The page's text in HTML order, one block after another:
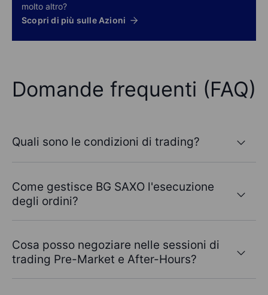
molto altro?
Scopri di più sulle Azioni
Domande frequenti (FAQ)
Quali sono le condizioni di trading?
Come gestisce BG SAXO l'esecuzione
degli ordini?
Cosa posso negoziare nelle sessioni di
trading Pre-Market e After-Hours?